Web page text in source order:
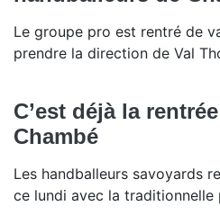
Le groupe pro est rentré de
prendre la direction de Val
C’est déjà la
Chambé
Les handballeurs savoyards
ce lundi avec la traditionnelle